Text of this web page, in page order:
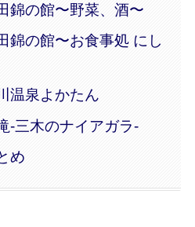
の館〜野菜、酒〜
の館〜お食事処 にし
温泉よかたん
三木のナイアガラ-
め